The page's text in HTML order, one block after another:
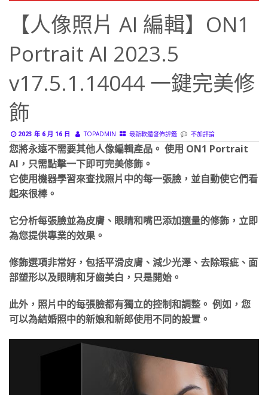
【人像照片 AI 編輯】ON1
Portrait AI 2023.5
v17.5.1.14044 一鍵完美修
飾
2023 年 6 月 16 日
您將永遠不需要其他人像編輯產品。 使用 ON1 Portrait
AI，只需點擊一下即可完美修飾。
它使用機器學習來查找照片中的每一張臉，並自動使它們看
起來很棒。
為您提供專業的效果。
部塑形以及眼睛和牙齒美白，只是開始。
可以為結婚照中的新娘和新郎使用不同的設置。